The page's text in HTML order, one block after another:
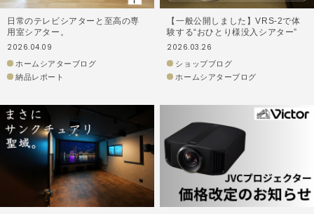
日常のテレビシアターと至高の専
用室シアター。
2026.04.09
ホームシアターブログ
納品レポート
【一般公開しました】VRS-2で体
験する“おひとり様没入シアター”
2026.03.26
ショップブログ
ホームシアターブログ